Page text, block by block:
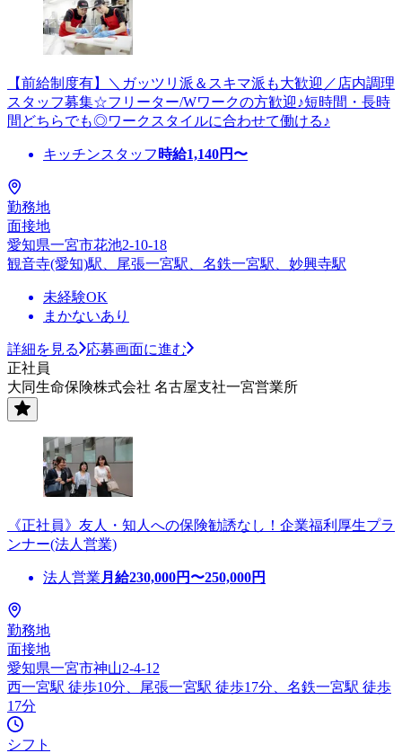
【前給制度有】＼ガッツリ派＆スキマ派も大歓迎／店内調理
スタッフ募集☆フリーター/Wワークの方歓迎♪短時間・長時
間どちらでも◎ワークスタイルに合わせて働ける♪
キッチンスタッフ 時給1,140円〜
勤務地
面接地
愛知県一宮市花池2-10-18
観音寺(愛知)駅、尾張一宮駅、名鉄一宮駅、妙興寺駅
未経験OK
まかないあり
詳細を見る
応募画面に進む
正社員
大同生命保険株式会社 名古屋支社一宮営業所
《正社員》友人・知人への保険勧誘なし！企業福利厚生プラ
ンナー(法人営業)
法人営業 月給230,000円〜250,000円
勤務地
面接地
愛知県一宮市神山2-4-12
西一宮駅 徒歩10分、尾張一宮駅 徒歩17分、名鉄一宮駅 徒歩
17分
シフト